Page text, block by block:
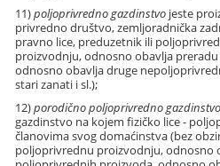
11)poljoprivredno gazdinstvo jeste
privredno društvo, zemljoradnička
pravno lice, preduzetnik ili
proizvodnju, odnosno obavlja
odnosno obavlja druge
stari zanati i sl.);
12)porodično poljoprivredno gazdinstvo
gazdinstvo na kojem fizičko lice -
članovima svog domaćinstva (bez
poljoprivrednu proizvodnju, odnosno